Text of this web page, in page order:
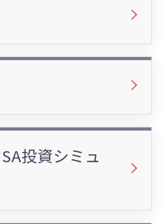
投資シミュ